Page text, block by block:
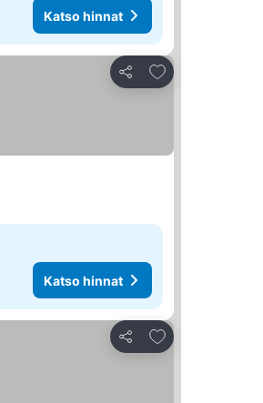
Katso hinnat
Jaa
Lisää suosikkeihin
Katso hinnat
Jaa
Lisää suosikkeihin